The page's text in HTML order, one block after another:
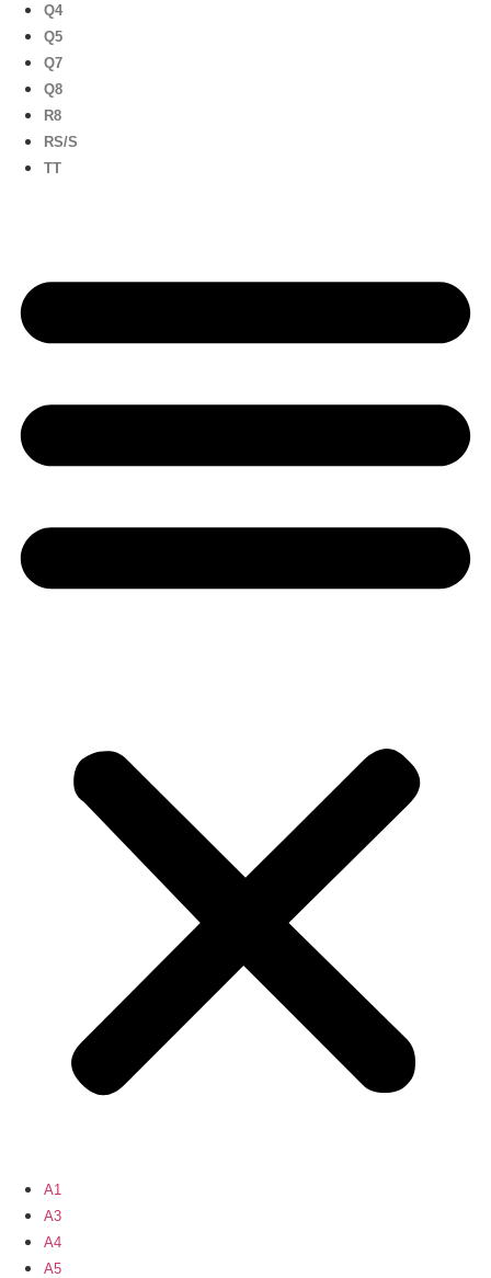
Q4
Q5
Q7
Q8
R8
RS/S
TT
A1
A3
A4
A5